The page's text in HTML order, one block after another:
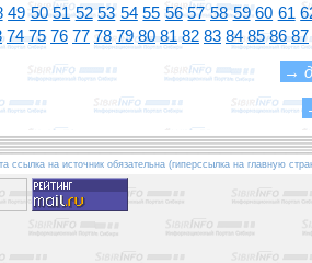
49 50 51 52 53 54 55 56 57 58 59 60 61
74 75 76 77 78 79 80 81 82 83 84 85 86 87
→
ссылка на источник обязательна (гиперссылка на главную